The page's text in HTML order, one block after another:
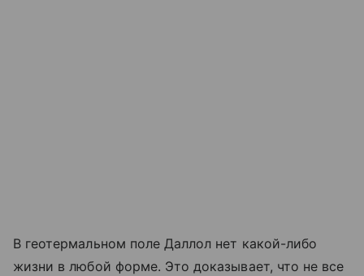
В геотермальном поле Даллол нет какой-либо
жизни в любой форме. Это доказывает, что не все